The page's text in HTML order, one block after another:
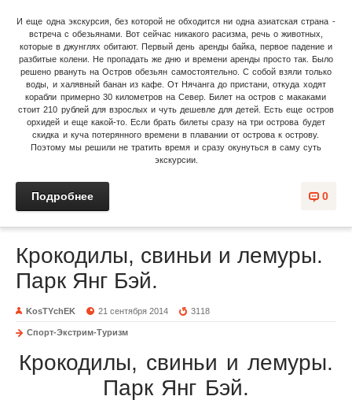
И еще одна экскурсия, без которой не обходится ни одна азиатская страна -
встреча с обезьянами. Вот сейчас никакого расизма, речь о животных,
которые в джунглях обитают. Первый день аренды байка, первое падение и
разбитые колени. Не пропадать же дню и времени аренды просто так. Было
решено рвануть на Остров обезьян самостоятельно. С собой взяли только
воды, и халявный банан из кафе. От Нячанга до пристани, откуда ходят
корабли примерно 30 километров на Север. Билет на остров с макаками
стоит 210 рублей для взрослых и чуть дешевле для детей. Есть еще остров
орхидей и еще какой-то. Если брать билеты сразу на три острова будет
скидка и куча потерянного времени в плавании от острова к острову.
Поэтому мы решили не тратить время и сразу окунуться в саму суть
экскурсии.
0
Подробнее
Крокодилы, свиньи и лемуры.
Парк Янг Бэй.
KosTYchEK 21 сентября 2014 3118
Спорт-Экстрим-Туризм
Крокодилы, свиньи и лемуры.
Парк Янг Бэй.